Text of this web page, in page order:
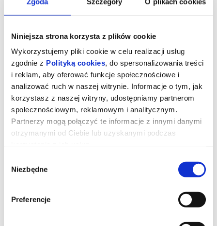
Niniejsza strona korzysta z plików cookie
Wykorzystujemy pliki cookie w celu realizacji usług
zgodnie z Polityką cookies, do spersonalizowania treści
i reklam, aby oferować funkcje społecznościowe i
analizować ruch w naszej witrynie. Informacje o tym, jak
korzystasz z naszej witryny, udostępniamy partnerom
społecznościowym, reklamowym i analitycznym.
Partnerzy mogą połączyć te informacje z innymi danymi
otrzymanymi od Ciebie lub uzyskanymi podczas
zgody
Niezbędne
Preferencje
Tom i Jerry: Przygoda w muzeum
Podczas pościgu w nowojorskim Metropolitan Museum, Tom i
Jerry przypadkowo uruchamiają mityczny Astralny Kompas, który
przenosi ich do olśniewającego Złotego Miasta rodem ze
ulubieńcem władcy oraz jego poddanych. Tymczasem Jerry